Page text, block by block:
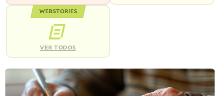
WEBSTORIES
VER TODOS